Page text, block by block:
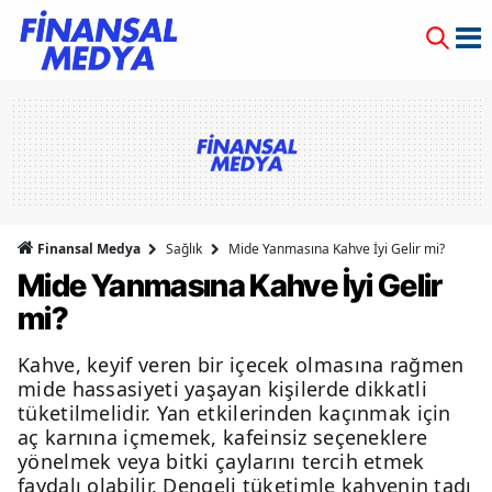
Finansal Medya Sağlık Mide Yanmasına Kahve İyi Gelir mi?
Mide Yanmasına Kahve İyi Gelir
mi?
Kahve, keyif veren bir içecek olmasına rağmen
mide hassasiyeti yaşayan kişilerde dikkatli
tüketilmelidir. Yan etkilerinden kaçınmak için
aç karnına içmemek, kafeinsiz seçeneklere
yönelmek veya bitki çaylarını tercih etmek
faydalı olabilir. Dengeli tüketimle kahvenin tadı